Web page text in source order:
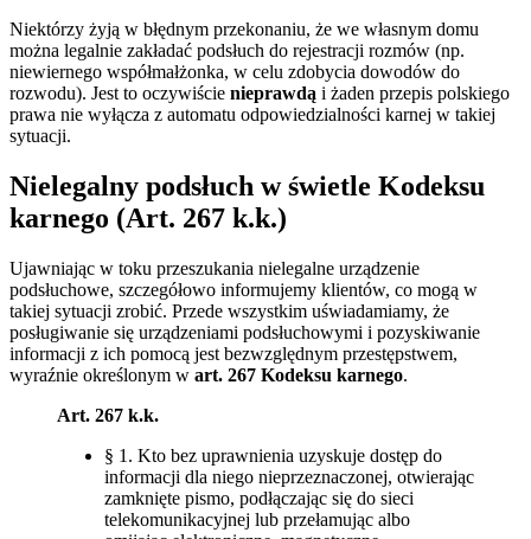
Niektórzy żyją w błędnym przekonaniu, że we własnym domu
można legalnie zakładać podsłuch do rejestracji rozmów (np.
niewiernego współmałżonka, w celu zdobycia dowodów do
rozwodu). Jest to oczywiście nieprawdą i żaden przepis polskiego
prawa nie wyłącza z automatu odpowiedzialności karnej w takiej
sytuacji.
Nielegalny podsłuch w świetle Kodeksu
karnego (Art. 267 k.k.)
Ujawniając w toku przeszukania nielegalne urządzenie
podsłuchowe, szczegółowo informujemy klientów, co mogą w
takiej sytuacji zrobić. Przede wszystkim uświadamiamy, że
posługiwanie się urządzeniami podsłuchowymi i pozyskiwanie
informacji z ich pomocą jest bezwzględnym przestępstwem,
wyraźnie określonym w art. 267 Kodeksu karnego.
Art. 267 k.k.
§ 1. Kto bez uprawnienia uzyskuje dostęp do
informacji dla niego nieprzeznaczonej, otwierając
zamknięte pismo, podłączając się do sieci
telekomunikacyjnej lub przełamując albo